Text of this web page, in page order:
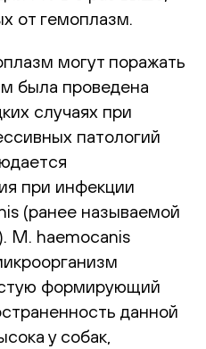
от гемоплазм.
могут поражать
была проведена
случаях при
патологий
при инфекции
(ранее называемой
M. haemocanis
формирующий
данной
у собак,